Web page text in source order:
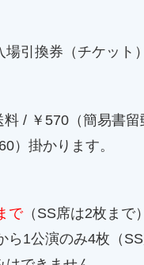
引換券（チケット
/ ￥570（簡易書留
）掛かります。
で（SS席は2枚まで）
1公演のみ4枚（